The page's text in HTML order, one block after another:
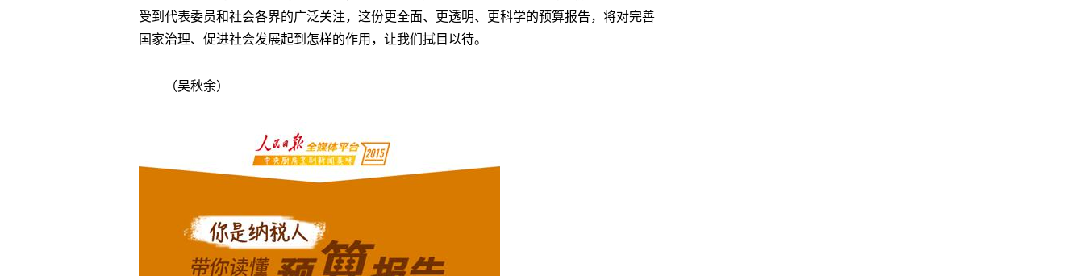
受到代表委员和社会各界的广泛关注，这份更全面、更透明、更科学的预算报告，将对完善
国家治理、促进社会发展起到怎样的作用，让我们拭目以待。
（吴秋余）